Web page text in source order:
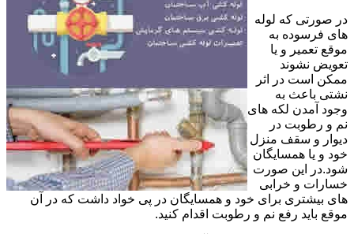
در صورتی که لوله
های فرسوده به
موقع تعمیر و یا
تعویض نشوند
ممکن است در اثر
نشتی باعث به
وجود آمدن لکه های
نم و رطوبت در
دیوار و سقف منزل
خود و یا همسایگان
شود.در این صورت
خسارات و خرابی
های بیشتری برای خود و همسایگان در پی خواد داشت که در آن
موقع باید رفع نم و رطوبت اقدام کنید.